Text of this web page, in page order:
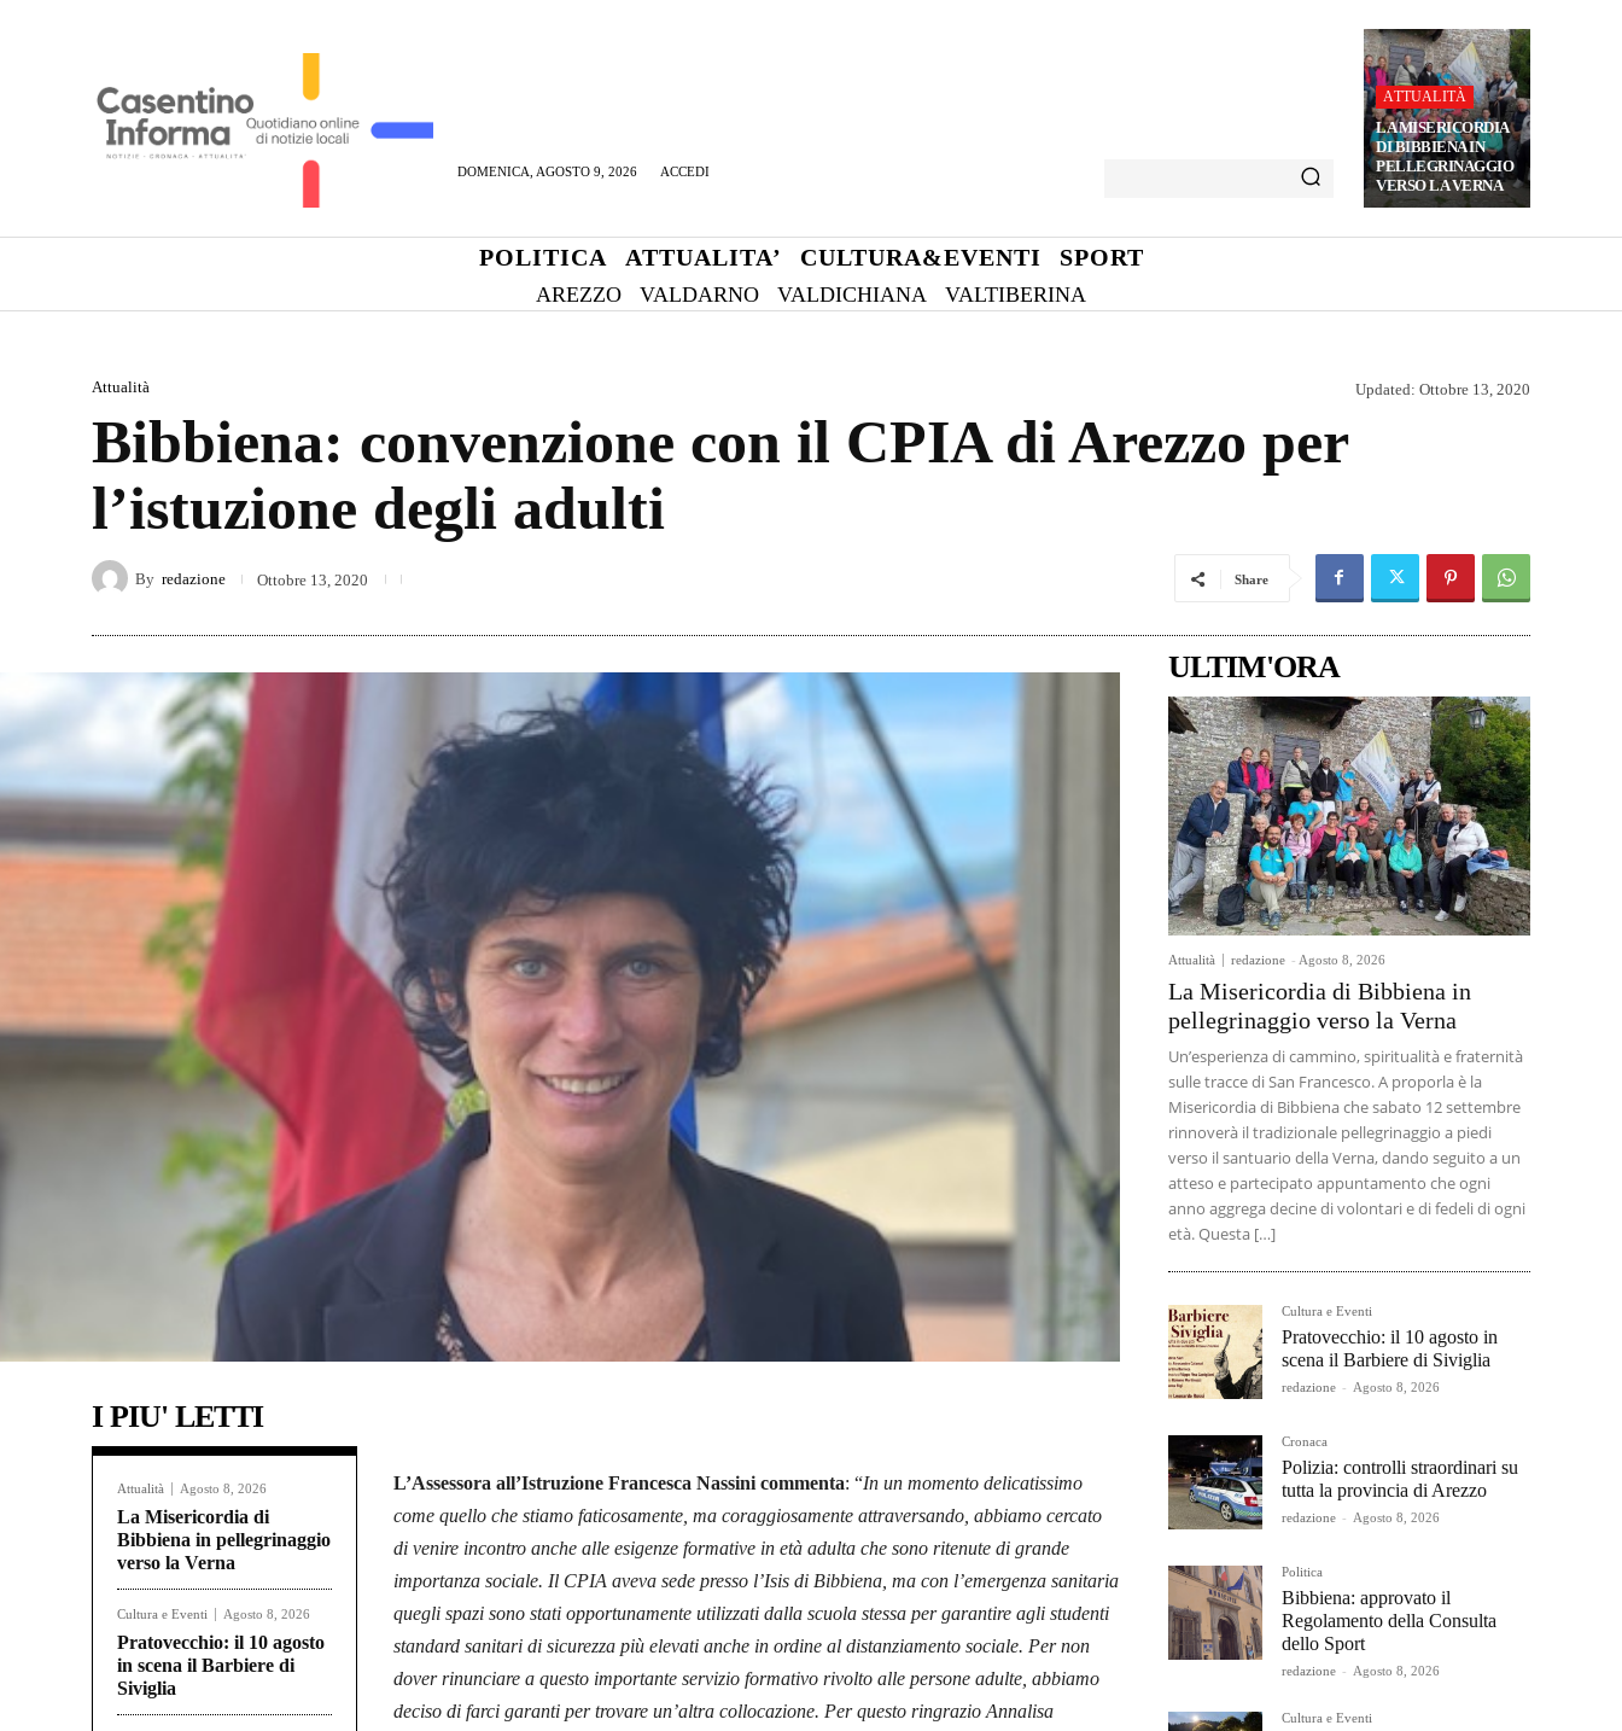
DOMENICA, AGOSTO 9, 2026 ACCEDI
ATTUALITÀ
LA MISERICORDIA
DI BIBBIENA IN
PELLEGRINAGGIO
VERSO LA VERNA
POLITICA ATTUALITA’ CULTURA&EVENTI SPORT
AREZZO VALDARNO VALDICHIANA VALTIBERINA
Attualità Updated: Ottobre 13, 2020
Bibbiena: convenzione con il CPIA di Arezzo per
l’istuzione degli adulti
By redazione Ottobre 13, 2020 Share
I PIU' LETTI
Attualità Agosto 8, 2026
La Misericordia di
Bibbiena in pellegrinaggio
verso la Verna
Cultura e Eventi Agosto 8, 2026
Pratovecchio: il 10 agosto
in scena il Barbiere di
Siviglia
L’Assessora all’Istruzione Francesca Nassini commenta: “In un momento delicatissimo
come quello che stiamo faticosamente, ma coraggiosamente attraversando, abbiamo cercato
di venire incontro anche alle esigenze formative in età adulta che sono ritenute di grande
importanza sociale. Il CPIA aveva sede presso l’Isis di Bibbiena, ma con l’emergenza sanitaria
quegli spazi sono stati opportunamente utilizzati dalla scuola stessa per garantire agli studenti
standard sanitari di sicurezza più elevati anche in ordine al distanziamento sociale. Per non
dover rinunciare a questo importante servizio formativo rivolto alle persone adulte, abbiamo
deciso di farci garanti per trovare un’altra collocazione. Per questo ringrazio Annalisa
ULTIM'ORA
Attualità redazione - Agosto 8, 2026
La Misericordia di Bibbiena in
pellegrinaggio verso la Verna
Un’esperienza di cammino, spiritualità e fraternità
sulle tracce di San Francesco. A proporla è la
Misericordia di Bibbiena che sabato 12 settembre
rinnoverà il tradizionale pellegrinaggio a piedi
verso il santuario della Verna, dando seguito a un
atteso e partecipato appuntamento che ogni
anno aggrega decine di volontari e di fedeli di ogni
età. Questa […]
Cultura e Eventi
Pratovecchio: il 10 agosto in
scena il Barbiere di Siviglia
redazione - Agosto 8, 2026
Cronaca
Polizia: controlli straordinari su
tutta la provincia di Arezzo
redazione - Agosto 8, 2026
Politica
Bibbiena: approvato il
Regolamento della Consulta
dello Sport
redazione - Agosto 8, 2026
Cultura e Eventi